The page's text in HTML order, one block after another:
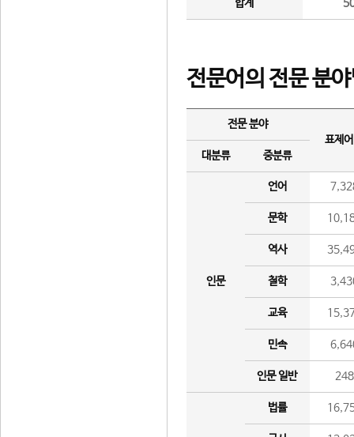
합계
전문어의 전문 분
전문 분야
표제
대분류
중분류
인문
언어
문학
역사
철학
교육
민속
인문 일반 248
법률